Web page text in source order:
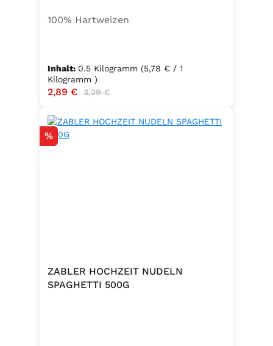
100% Hartweizen
Inhalt: 0.5 Kilogramm (5,78 € / 1
Kilogramm )
Verkaufspreis:
2,89 € Regulärer Preis:
3,29 €
Rabatt
%
ZABLER HOCHZEIT NUDELN
SPAGHETTI 500G